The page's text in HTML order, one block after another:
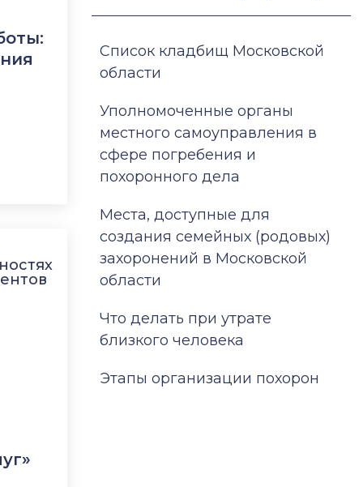
Список кладбищ Московской
области
Уполномоченные органы
местного самоуправления в
сфере погребения и
похоронного дела
Места, доступные для
создания семейных (родовых)
захоронений в Московской
области
Что делать при утрате
близкого человека
Этапы организации похорон